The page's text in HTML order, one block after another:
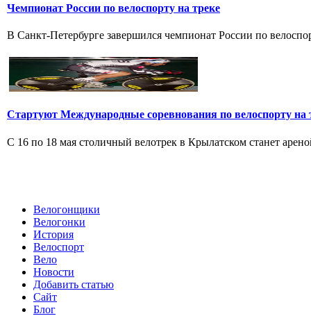
Чемпионат России по велоспорту на треке
В Санкт-Петербурге завершился чемпионат России по
Стартуют Международные соревнования по велоспорту на
С 16 по 18 мая столичный велотрек в Крылатском станет
Велогонщики
Велогонки
История
Велоспорт
Вело
Новости
Добавить статью
Сайт
Блог